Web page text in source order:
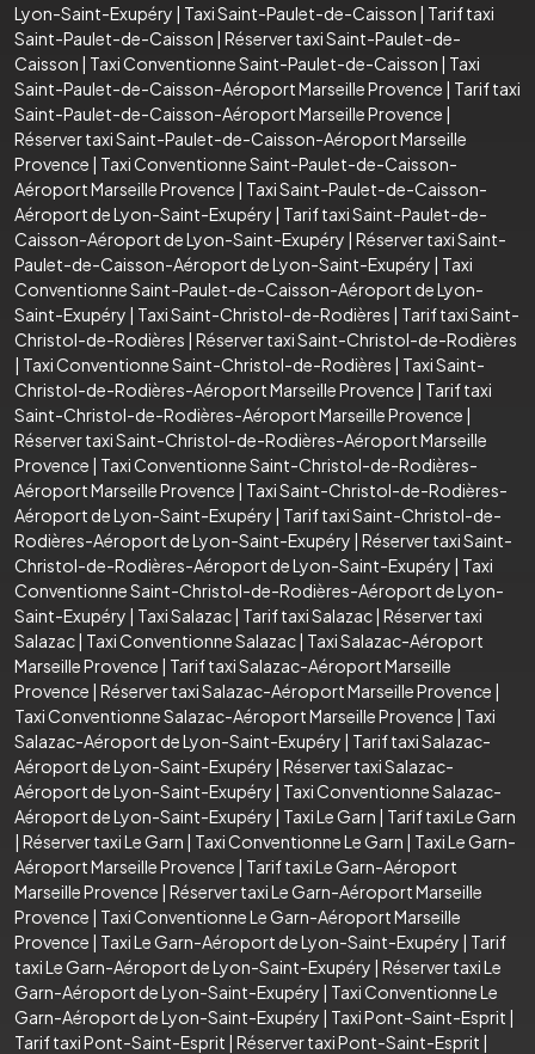
Lyon-Saint-Exupéry | Taxi Saint-Paulet-de-Caisson | Tarif taxi
Saint-Paulet-de-Caisson | Réserver taxi Saint-Paulet-de-
Caisson | Taxi Conventionne Saint-Paulet-de-Caisson | Taxi
Saint-Paulet-de-Caisson-Aéroport Marseille Provence | Tarif taxi
Saint-Paulet-de-Caisson-Aéroport Marseille Provence |
Réserver taxi Saint-Paulet-de-Caisson-Aéroport Marseille
Provence | Taxi Conventionne Saint-Paulet-de-Caisson-
Aéroport Marseille Provence | Taxi Saint-Paulet-de-Caisson-
Aéroport de Lyon-Saint-Exupéry | Tarif taxi Saint-Paulet-de-
Caisson-Aéroport de Lyon-Saint-Exupéry | Réserver taxi Saint-
Paulet-de-Caisson-Aéroport de Lyon-Saint-Exupéry | Taxi
Conventionne Saint-Paulet-de-Caisson-Aéroport de Lyon-
Saint-Exupéry | Taxi Saint-Christol-de-Rodières | Tarif taxi Saint-
Christol-de-Rodières | Réserver taxi Saint-Christol-de-Rodières
| Taxi Conventionne Saint-Christol-de-Rodières | Taxi Saint-
Christol-de-Rodières-Aéroport Marseille Provence | Tarif taxi
Saint-Christol-de-Rodières-Aéroport Marseille Provence |
Réserver taxi Saint-Christol-de-Rodières-Aéroport Marseille
Provence | Taxi Conventionne Saint-Christol-de-Rodières-
Aéroport Marseille Provence | Taxi Saint-Christol-de-Rodières-
Aéroport de Lyon-Saint-Exupéry | Tarif taxi Saint-Christol-de-
Rodières-Aéroport de Lyon-Saint-Exupéry | Réserver taxi Saint-
Christol-de-Rodières-Aéroport de Lyon-Saint-Exupéry | Taxi
Conventionne Saint-Christol-de-Rodières-Aéroport de Lyon-
Saint-Exupéry | Taxi Salazac| Tarif taxi Salazac| Réserver taxi
Salazac| Taxi Conventionne Salazac| Taxi Salazac-Aéroport
Marseille Provence | Tarif taxi Salazac-Aéroport Marseille
Provence | Réserver taxi Salazac-Aéroport Marseille Provence |
Taxi Conventionne Salazac-Aéroport Marseille Provence | Taxi
Salazac-Aéroport de Lyon-Saint-Exupéry | Tarif taxi Salazac-
Aéroport de Lyon-Saint-Exupéry | Réserver taxi Salazac-
Aéroport de Lyon-Saint-Exupéry | Taxi Conventionne Salazac-
Aéroport de Lyon-Saint-Exupéry | Taxi Le Garn | Tarif taxi Le Garn
| Réserver taxi Le Garn | Taxi Conventionne Le Garn | Taxi Le Garn-
Aéroport Marseille Provence | Tarif taxi Le Garn-Aéroport
Marseille Provence | Réserver taxi Le Garn-Aéroport Marseille
Provence | Taxi Conventionne Le Garn-Aéroport Marseille
Provence | Taxi Le Garn-Aéroport de Lyon-Saint-Exupéry | Tarif
taxi Le Garn-Aéroport de Lyon-Saint-Exupéry | Réserver taxi Le
Garn-Aéroport de Lyon-Saint-Exupéry | Taxi Conventionne Le
Garn-Aéroport de Lyon-Saint-Exupéry | Taxi Pont-Saint-Esprit |
Tarif taxi Pont-Saint-Esprit | Réserver taxi Pont-Saint-Esprit |